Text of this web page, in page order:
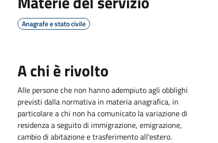
Anagrafe e stato civile
A chi è rivolto
Alle persone che non hanno adempiuto agli obblighi
previsti dalla normativa in materia anagrafica, in
particolare a chi non ha comunicato la variazione di
residenza a seguito di immigrazione, emigrazione,
cambio di abitazione e trasferimento all'estero.